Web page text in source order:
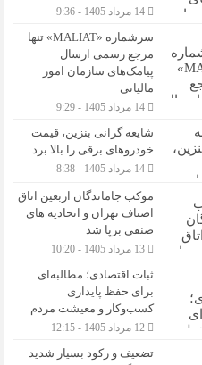
سرشماره «MALIAT» تنها
مرجع رسمی ارسال
پیامک‌های سازمان امور
مالیاتی
شایعه گرانی بنزین، قیمت
خودروهای برقی را بالا برد
موکب جاماندگان اربعین اتاق
اصناف تهران و اتحادیه های
صنفی برپا شد
ثبات اقتصادی؛ مطالبه‌ای
برای حفظ پایداری
کسب‌وکار و معیشت مردم
تضعیف و رکود بسیار شدید